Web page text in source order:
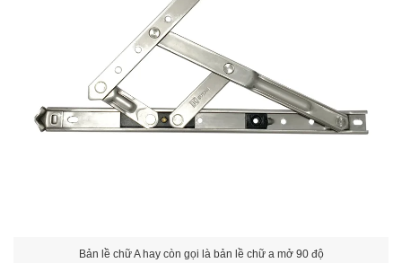
Bản lề chữ A hay còn gọi là bản lề chữ a mở 90 độ